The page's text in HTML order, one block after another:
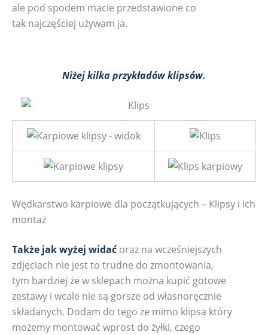
ale pod spodem macie przedstawione co
tak najczęściej używam ja.
Niżej kilka przykładów klipsów.
Wędkarstwo karpiowe dla początkujących – Klipsy i ich
montaż
Także jak wyżej widać oraz na wcześniejszych
zdjęciach nie jest to trudne do zmontowania,
tym bardziej że w sklepach można kupić gotowe
zestawy i wcale nie są gorsze od własnoręcznie
składanych. Dodam do tego że mimo klipsa który
możemy montować wprost do żyłki, czego